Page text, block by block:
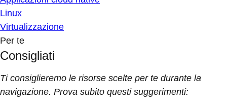
Linux
Virtualizzazione
Per te
Consigliati
Ti consiglieremo le risorse scelte per te durante la
navigazione. Prova subito questi suggerimenti: